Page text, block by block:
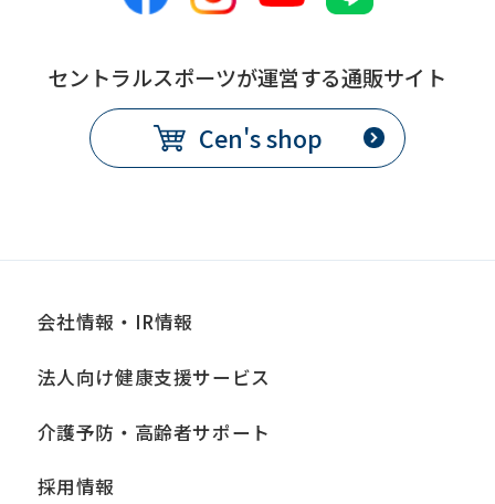
セントラルスポーツが運営する通販サイト
Cen's shop
会社情報・IR情報
法人向け健康支援サービス
介護予防・高齢者サポート
採用情報